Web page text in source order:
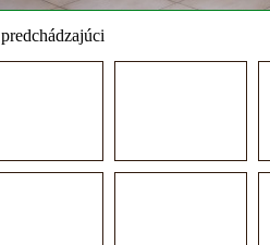
predchádzajúci